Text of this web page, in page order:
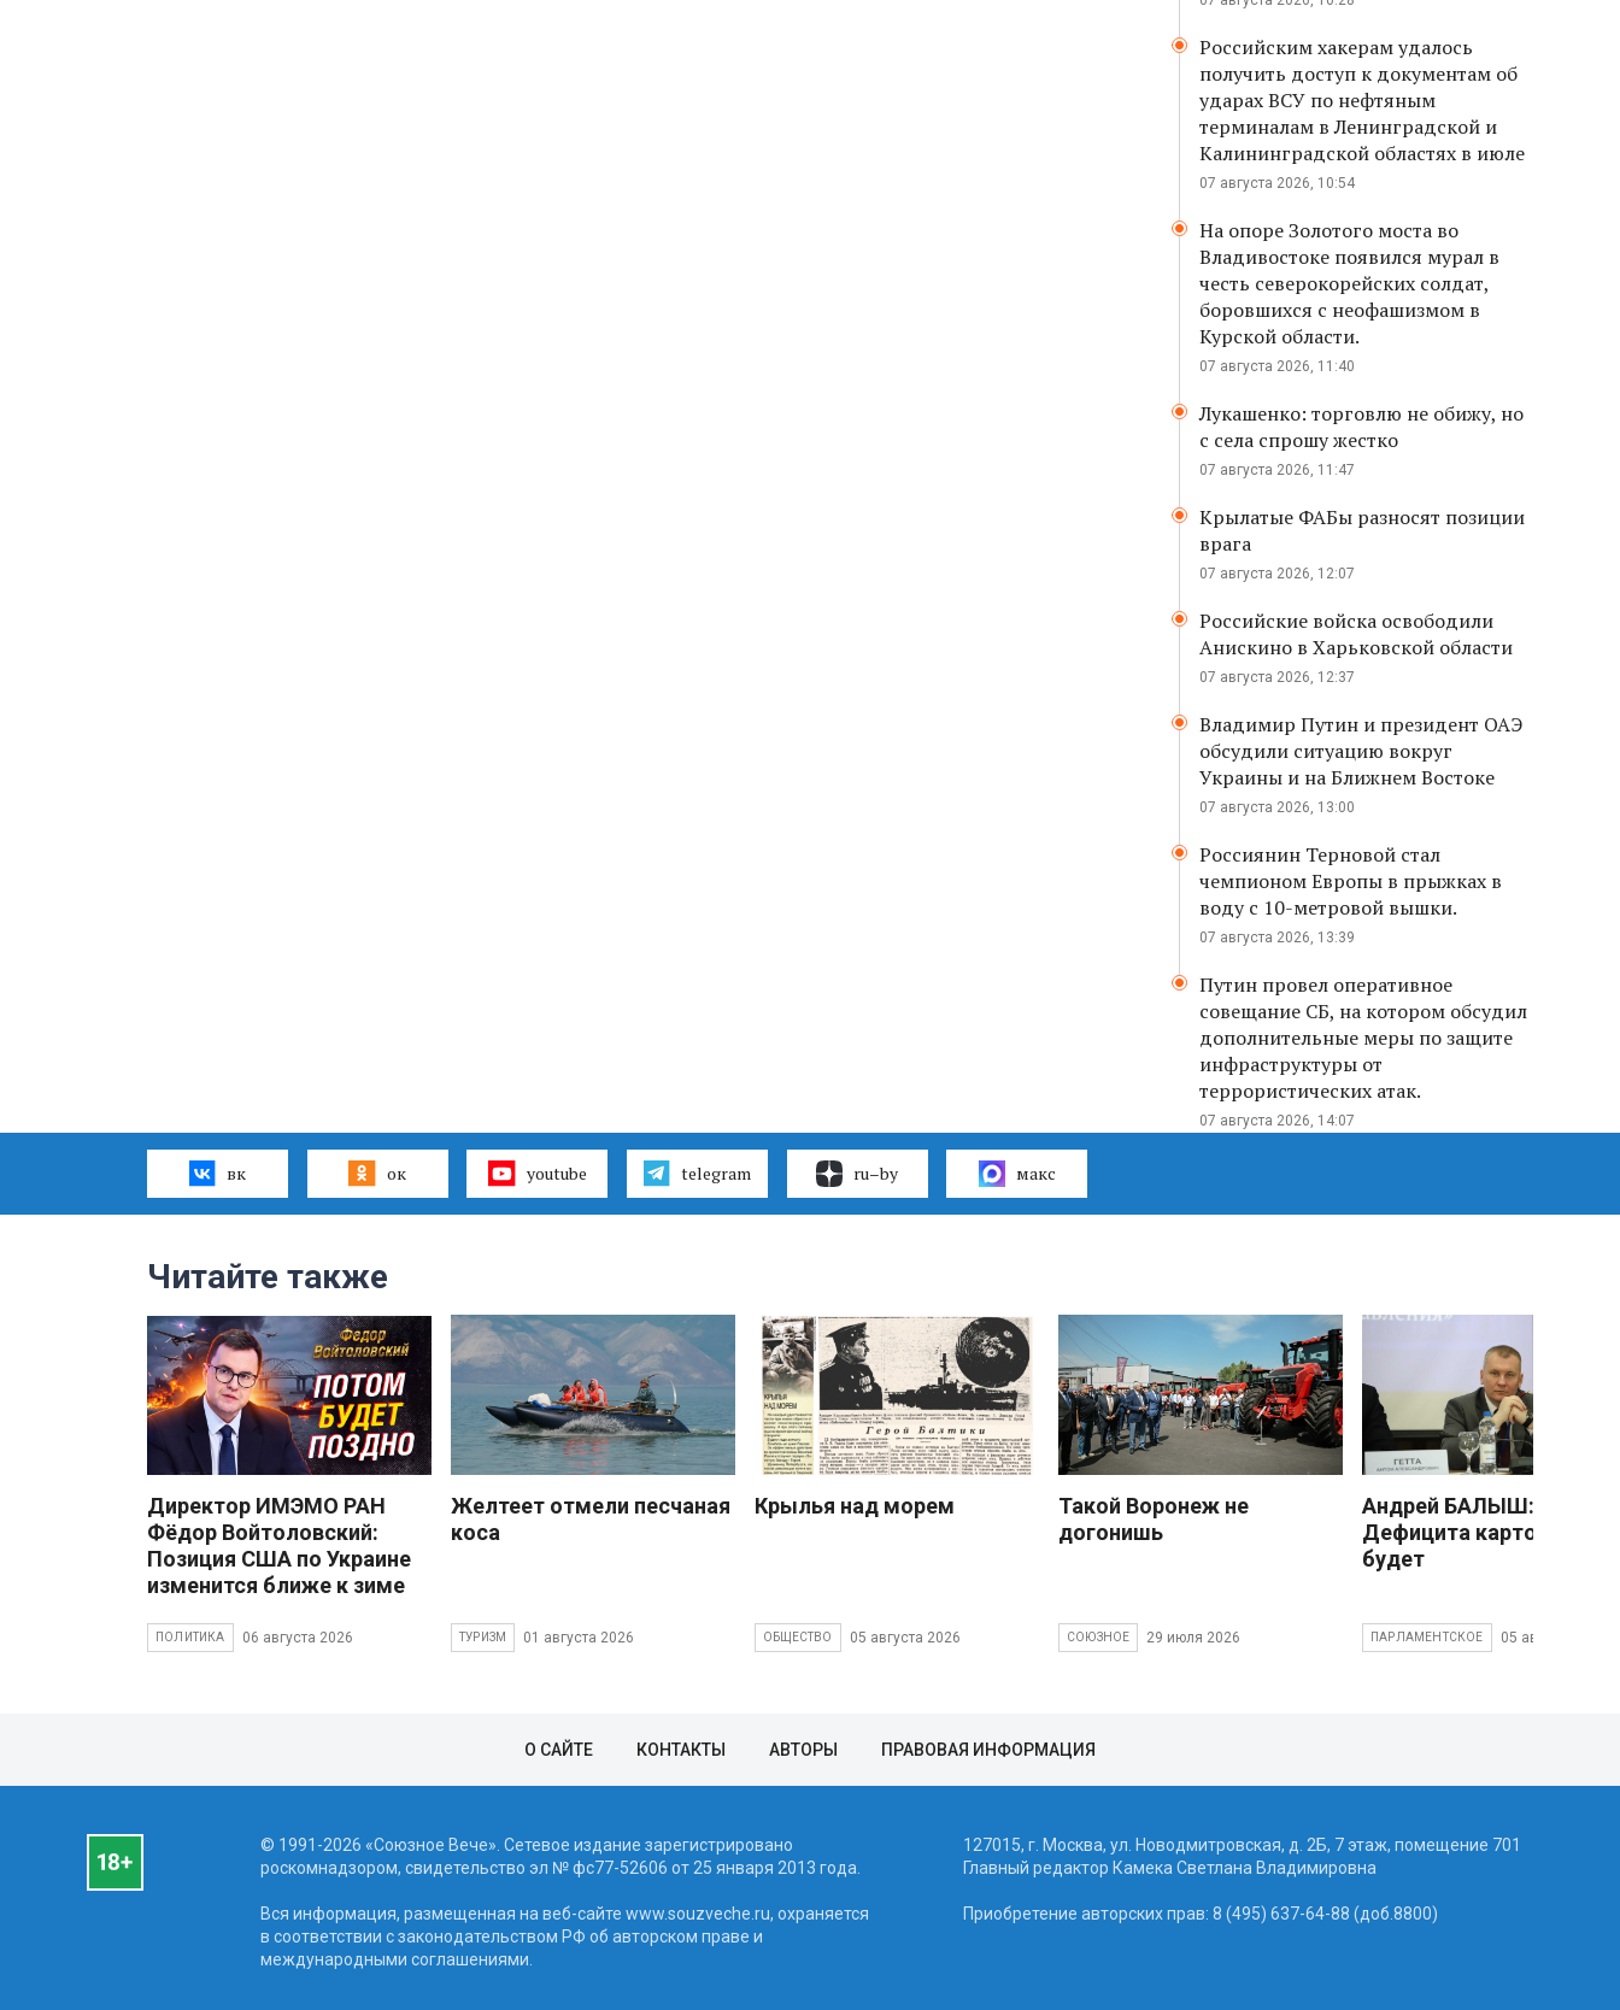
Российским хакерам удалось
получить доступ к документам об
ударах ВСУ по нефтяным
терминалам в Ленинградской и
Калининградской областях в июле
07 августа 2026, 10:54
На опоре Золотого моста во
Владивостоке появился мурал в
честь северокорейских солдат,
боровшихся с неофашизмом в
Курской области.
07 августа 2026, 11:40
Лукашенко: торговлю не обижу, но
с села спрошу жестко
07 августа 2026, 11:47
Крылатые ФАБы разносят позиции
врага
07 августа 2026, 12:07
Российские войска освободили
Анискино в Харьковской области
07 августа 2026, 12:37
Владимир Путин и президент ОАЭ
обсудили ситуацию вокруг
Украины и на Ближнем Востоке
07 августа 2026, 13:00
Россиянин Терновой стал
чемпионом Европы в прыжках в
воду с 10-метровой вышки.
07 августа 2026, 13:39
Путин провел оперативное
совещание СБ, на котором обсудил
дополнительные меры по защите
инфраструктуры от
террористических атак.
07 августа 2026, 14:07
вк ок youtube telegram ru–by макс
Читайте также
Директор ИМЭМО РАН
Фёдор Войтоловский:
Позиция США по Украине
изменится ближе к зиме
ПОЛИТИКА 06 августа 2026
Желтеет отмели песчаная
коса
ТУРИЗМ 01 августа 2026
Крылья над морем
ОБЩЕСТВО 05 августа 2026
Такой Воронеж не
догонишь
СОЮЗНОЕ 29 июля 2026
Андрей БАЛЫШ:
Дефицита картофеля не
будет
ПАРЛАМЕНТСКОЕ 05 августа 2026
О САЙТЕ КОНТАКТЫ АВТОРЫ ПРАВОВАЯ ИНФОРМАЦИЯ
© 1991-2026 «Союзное Вече». Сетевое издание зарегистрировано
роскомнадзором, свидетельство эл № фc77-52606 от 25 января 2013 года.
Вся информация, размещенная на веб-сайте www.souzveche.ru, охраняется
в соответствии с законодательством РФ об авторском праве и
международными соглашениями.
127015, г. Москва, ул. Новодмитровская, д. 2Б, 7 этаж, помещение 701
Главный редактор Камека Светлана Владимировна
Приобретение авторских прав: 8 (495) 637-64-88 (доб.8800)